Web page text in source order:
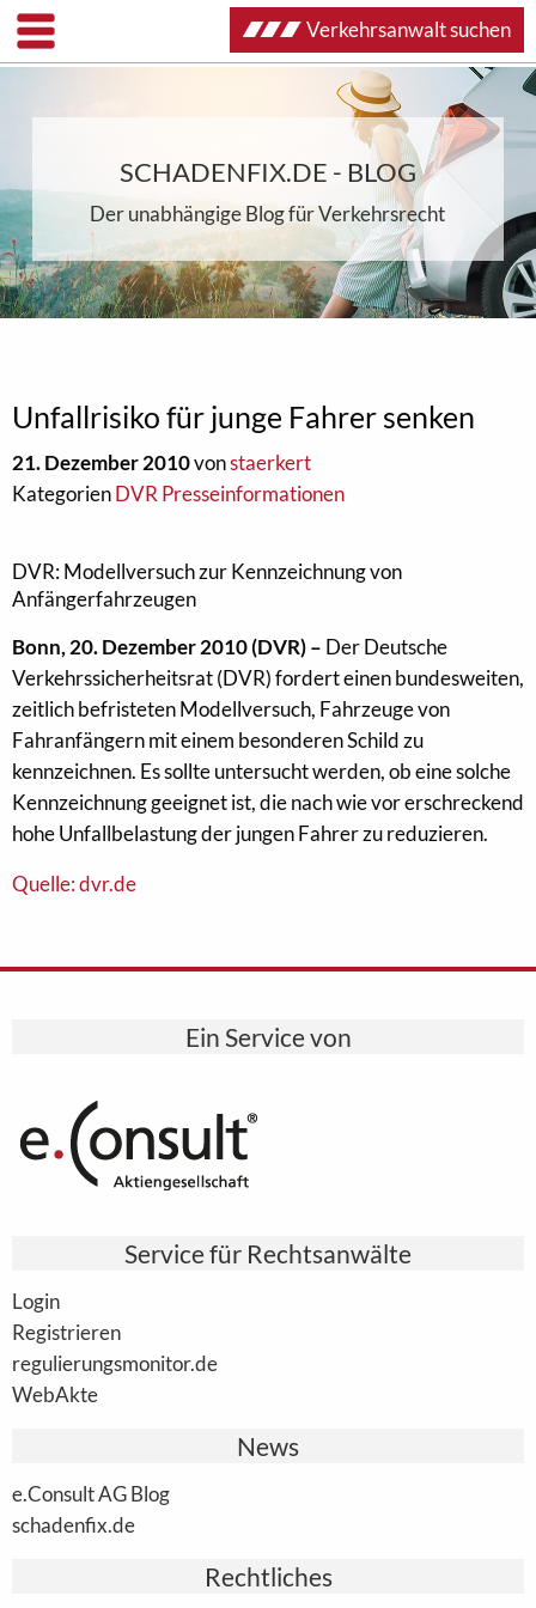
SCHADENFIX.DE - BLOG
Der unabhängige Blog für Verkehrsrecht
Unfallrisiko für junge Fahrer senken
21. Dezember 2010vonstaerkert
KategorienDVR Presseinformationen
DVR: Modellversuch zur Kennzeichnung von
Anfängerfahrzeugen
Bonn, 20. Dezember 2010 (DVR) – Der Deutsche
Verkehrssicherheitsrat (DVR) fordert einen bundesweiten,
zeitlich befristeten Modellversuch, Fahrzeuge von
Fahranfängern mit einem besonderen Schild zu
kennzeichnen. Es sollte untersucht werden, ob eine solche
Kennzeichnung geeignet ist, die nach wie vor erschreckend
hohe Unfallbelastung der jungen Fahrer zu reduzieren.
Quelle: dvr.de
Ein Service von
Service für Rechtsanwälte
Login
Registrieren
regulierungsmonitor.de
WebAkte
News
e.Consult AG Blog
schadenfix.de
Rechtliches
Verkehrsanwalt suchen